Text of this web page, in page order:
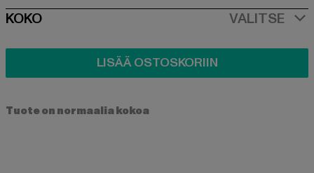
SIZE
KOKO VALITSE
LISÄÄ OSTOSKORIIN
Tuote on normaalia kokoa